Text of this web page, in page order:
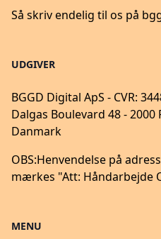
Så skriv endelig til os på
UDGIVER
BGGD Digital ApS - CVR:
Dalgas Boulevard 48 -
Danmark
OBS:Henvendelse på
mærkes "Att: Håndarbejde
MENU